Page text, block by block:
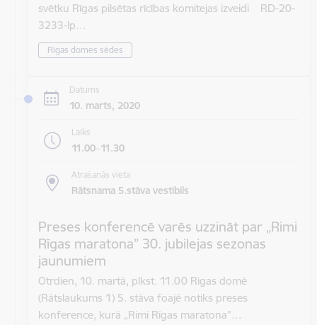
svētku Rīgas pilsētas rīcības komitejas izveidi RD-20-
3233-lp…
Rīgas domes sēdes
Datums
10. marts, 2020
Laiks
11.00–11.30
Atrašanās vieta
Rātsnama 5.stāva vestibils
Preses konferencē varēs uzzināt par „Rimi
Rīgas maratona” 30. jubilejas sezonas
jaunumiem
Otrdien, 10. martā, plkst. 11.00 Rīgas domē
(Rātslaukums 1) 5. stāva foajē notiks preses
konference, kurā „Rimi Rīgas maratona”…